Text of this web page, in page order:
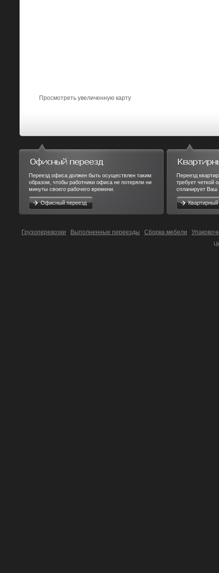
Просмотреть увеличенную карту
Переезд офиса должен быть осуществлен таким
образом, чтобы работники офиса не потеряли ни
минуты своего рабочего времени.
Офисный переезд
Переезд
требует четкой
спланирует Ваш
Квартирный
Грузоперевозки Выполненные переезды Сборка мебели